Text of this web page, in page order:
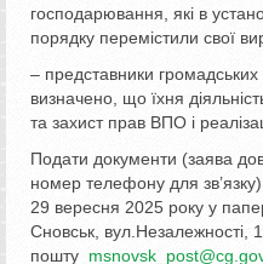
господарювання, які в
порядку перемістили свої
– представники громадських
визначено, що їхня
та захист прав ВПО і
Подати документи (заява
номер телефону для
29 вересня 2025 року у
Сновськ, вул.Незалежності,
пошту